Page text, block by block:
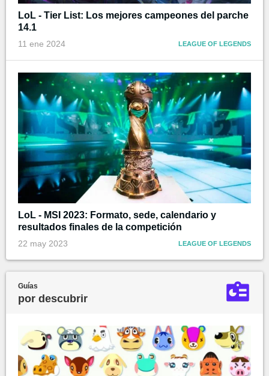
LoL - Tier List: Los mejores campeones del parche
14.1
11 ene 2024 LEAGUE OF LEGENDS
LoL - MSI 2023: Formato, sede, calendario y
resultados finales de la competición
22 may 2023 LEAGUE OF LEGENDS
Guías
por descubrir